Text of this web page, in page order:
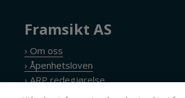
Framsikt AS
› Om oss
› Åpenhetsloven
› ARP redegjørelse
› Personvernerklæring